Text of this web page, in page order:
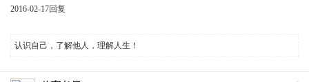
2016-02-17回复
认识自己，了解他人，理解人生！